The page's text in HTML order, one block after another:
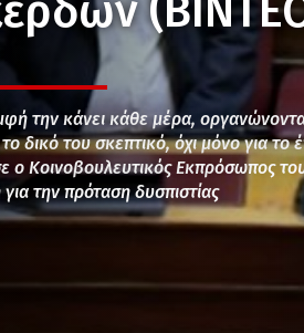
την κάνει κάθε μέρα,
δικό του σκεπτικό, όχι μόνο για το
ο Κοινοβουλευτικός Εκπρόσωπος
την πρόταση δυσπιστίας